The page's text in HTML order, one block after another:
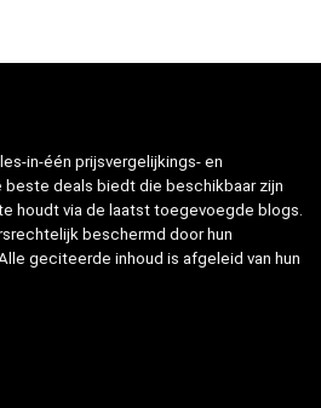
in-één prijsvergelijkings- en
deals biedt die beschikbaar zijn
houdt via de laatst toegevoegde blogs.
beschermd door hun
geciteerde inhoud is afgeleid van hun